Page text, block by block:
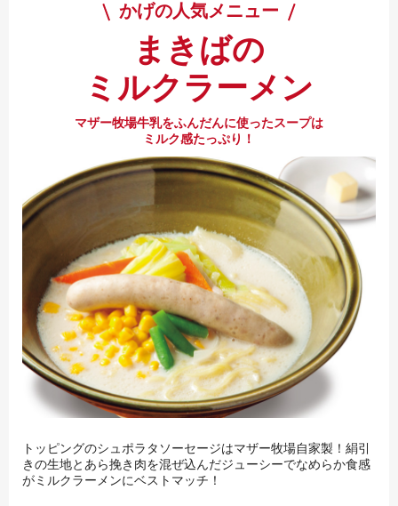
かげの人気メニュー
まきばの
ミルクラーメン
マザー牧場牛乳をふんだんに使ったスープは
ミルク感たっぷり！
トッピングのシュポラタソーセージはマザー牧場自家製！絹引
きの生地とあら挽き肉を混ぜ込んだジューシーでなめらか食感
がミルクラーメンにベストマッチ！